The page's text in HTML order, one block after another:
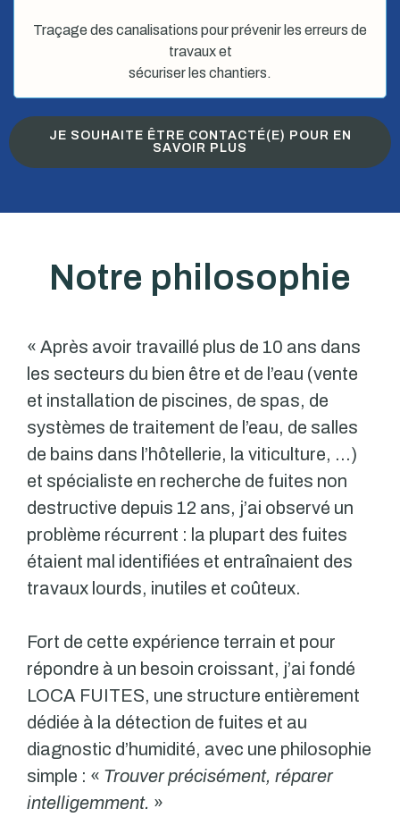
Traçage des canalisations pour prévenir les erreurs de
travaux et
sécuriser les chantiers.
JE SOUHAITE ÊTRE CONTACTÉ(E) POUR EN
SAVOIR PLUS
Notre philosophie
« Après avoir travaillé plus de 10 ans dans
les secteurs du bien être et de l’eau (vente
et installation de piscines, de spas, de
systèmes de traitement de l’eau, de salles
de bains dans l’hôtellerie, la viticulture, …)
et spécialiste en recherche de fuites non
destructive depuis 12 ans, j’ai observé un
problème récurrent : la plupart des fuites
étaient mal identifiées et entraînaient des
travaux lourds, inutiles et coûteux.
Fort de cette expérience terrain et pour
répondre à un besoin croissant, j’ai fondé
LOCA FUITES, une structure entièrement
dédiée à la détection de fuites et au
diagnostic d’humidité, avec une philosophie
simple : « Trouver précisément, réparer
intelligemment. »